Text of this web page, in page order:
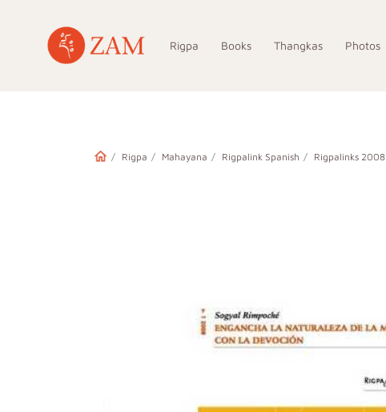
Rigpa Books Thangkas Photos
Rigpa Mahayana Rigpalink Spanish Rigpalinks 2008